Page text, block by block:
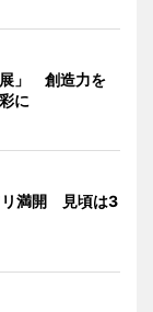
展」 創造力を
に
リ満開 見頃は3